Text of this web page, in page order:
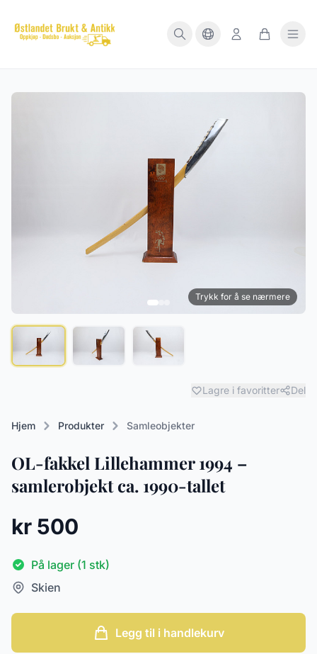
Trykk for å se nærmere
Lagre i favoritter Del
Hjem Produkter Samleobjekter
OL-fakkel Lillehammer 1994 –
samlerobjekt ca. 1990-tallet
kr 500
På lager (1 stk)
Skien
Legg til i handlekurv